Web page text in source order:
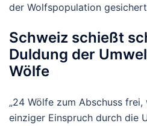
der Wolfspopulation
Schweiz schießt
Duldung der
Wölfe
„24 Wölfe zum Abschuss
einziger Einspruch durch die